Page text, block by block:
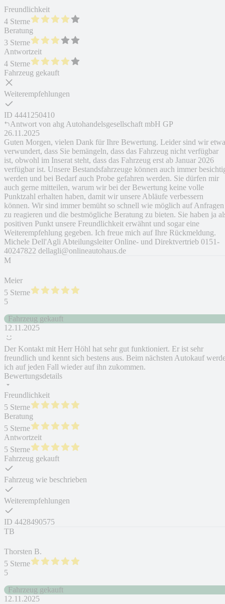
Freundlichkeit
4 Sterne
Beratung
3 Sterne
Antwortzeit
4 Sterne
Fahrzeug gekauft
Weiterempfehlungen
ID 4441250410
Antwort von ahg Autohandelsgesellschaft mbH GP
26.11.2025
Guten Morgen, vielen Dank für Ihre Bewertung. Leider sind wir
verwundert, dass Sie bemängeln, dass das Fahrzeug nicht verfügbar
ist, obwohl im Inserat steht, dass das Fahrzeug erst ab Januar 2026
verfügbar ist. Unsere Bestandsfahrzeuge können auch immer
werden und bei Bedarf auch Probe gefahren werden. Sie dürfen mir
auch gerne mitteilen, warum wir bei der Bewertung keine volle
Punktzahl erhalten haben, damit wir unsere Abläufe verbessern
können. Wir sind immer bemüht so schnell wie möglich auf Anfragen
zu reagieren und die bestmögliche Beratung zu bieten. Sie haben ja
positiven Punkt unsere Freundlichkeit erwähnt und sogar eine
Weiterempfehlung gegeben. Ich freue mich auf Ihre Rückmeldung.
Michele Dell'Agli Abteilungsleiter Online- und Direktvertrieb 0151-
40247822 dellagli@onlineautohaus.de
M
Meier
5 Sterne
5
Fahrzeug gekauft
12.11.2025
Der Kontakt mit Herr Höhl hat sehr gut funktioniert. Er ist sehr
freundlich und kennt sich bestens aus. Beim nächsten Autokauf
ich auf jeden Fall wieder auf ihn zukommen.
Bewertungsdetails
Freundlichkeit
5 Sterne
Beratung
5 Sterne
Antwortzeit
5 Sterne
Fahrzeug gekauft
Fahrzeug wie beschrieben
Weiterempfehlungen
ID 4428490575
TB
Thorsten B.
5 Sterne
5
Fahrzeug gekauft
12.11.2025